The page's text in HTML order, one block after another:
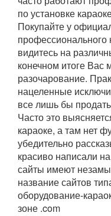
по установке
Покупайте у
профессионального
видитесь на
конечном итоге Вас
разочарование.
нацеленные
все лишь бы
Часто это
караоке, а там нет
убедительно
красиво написали
сайты имеют
название сайтов
оборудование-
зоне .com